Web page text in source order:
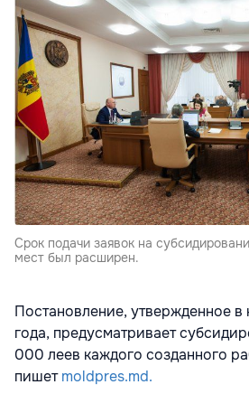
Срок подачи заявок на
мест был расширен.
Постановление, утвержденное
года, предусматривает
000 леев каждого созданного
пишетmoldpres.md.